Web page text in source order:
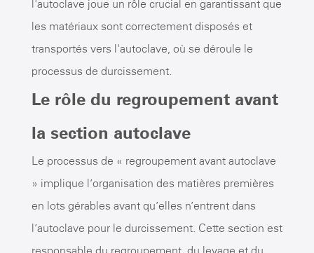
l'autoclave joue un rôle crucial en garantissant que
les matériaux sont correctement disposés et
transportés vers l'autoclave, où se déroule le
processus de durcissement.
Le rôle du regroupement avant
la section autoclave
Le processus de « regroupement avant autoclave
» implique l’organisation des matières premières
en lots gérables avant qu’elles n’entrent dans
l’autoclave pour le durcissement. Cette section est